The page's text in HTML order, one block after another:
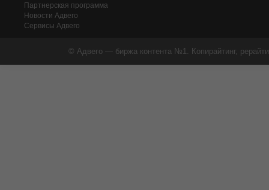
Партнерская программа
Новости Адвего
Сервисы Адвего
© Адвего — биржа контента №1. Копирайтинг,